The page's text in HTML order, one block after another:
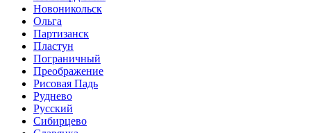
Новоникольск
Ольга
Партизанск
Пластун
Пограничный
Преображение
Рисовая Падь
Руднево
Русский
Сибирцево